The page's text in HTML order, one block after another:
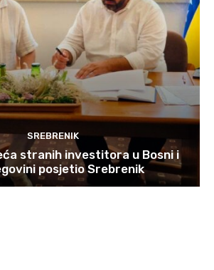
SREBRENIK
stranih investitora u Bosni i
posjetio Srebrenik